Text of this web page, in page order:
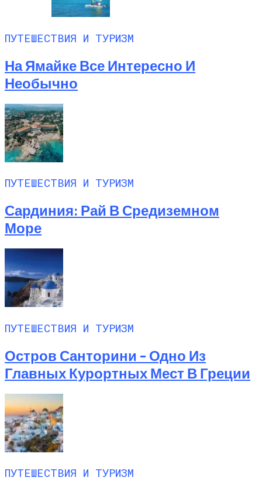
Листьях Смородины
ПУТЕШЕСТВИЯ И ТУРИЗМ
На Ямайке Все Интересно И
Необычно
ПУТЕШЕСТВИЯ И ТУРИЗМ
Сардиния: Рай В Средиземном
Море
ПУТЕШЕСТВИЯ И ТУРИЗМ
Остров Санторини – Одно Из
Главных Курортных Мест В Греции
ПУТЕШЕСТВИЯ И ТУРИЗМ